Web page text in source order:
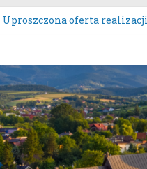
Uproszczona oferta
Konkurs Wieńców
Zgłaszanie uwag do oferty
„Gniazdo”.
Konsultacje społeczne